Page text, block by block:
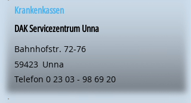
Krankenkassen
DAK Servicezentrum Unna
Bahnhofstr. 72-76
59423 Unna
Telefon 0 23 03 - 98 69 20